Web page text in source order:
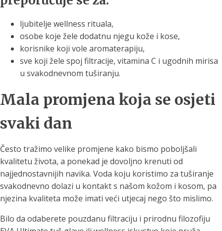
ljubitelje wellness rituala,
osobe koje žele dodatnu njegu kože i kose,
korisnike koji vole aromaterapiju,
sve koji žele spoj filtracije, vitamina C i ugodnih mirisa
u svakodnevnom tuširanju.
Mala promjena koja se osjeti
svaki dan
Često tražimo velike promjene kako bismo poboljšali
kvalitetu života, a ponekad je dovoljno krenuti od
najjednostavnijih navika. Voda koju koristimo za tuširanje
svakodnevno dolazi u kontakt s našom kožom i kosom, pa
njezina kvaliteta može imati veći utjecaj nego što mislimo.
Bilo da odaberete pouzdanu filtraciju i prirodnu filozofiju